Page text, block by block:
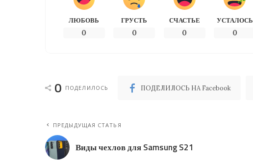
ЛЮБОВЬ
0
ГРУСТЬ
0
СЧАСТЬЕ
0
УСТАЛОСЬ
0
0 ПОДЕЛИЛОСЬ ПОДЕЛИЛОСЬ НА Facebook
ПРЕДЫДУЩАЯ СТАТЬЯ
Виды чехлов для Samsung S21